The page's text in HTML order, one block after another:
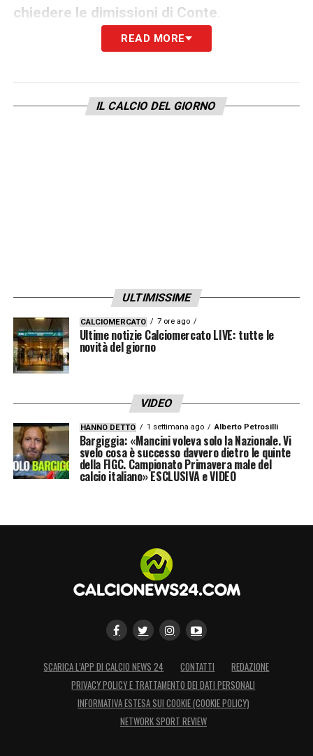
chiedere le dimissioni di Conte
Conte è una vergogna», «Abbiamo alcuni
gioca per vincere, s*****o», «É una
READ MORE
IL CALCIO DEL GIORNO
ULTIMISSIME
CALCIOMERCATO 7 ore ago
Ultime notizie Calciomercato LIVE: tutte le
novità del giorno
VIDEO
HANNO DETTO 1 settimana ago Alberto Petrosilli
Bargiggia: «Mancini voleva solo la Nazionale. Vi
svelo cosa è successo davvero dietro le quinte
della FIGC. Campionato Primavera male del
calcio italiano» ESCLUSIVA e VIDEO
SCARICA L’APP DI CALCIO NEWS 24 CONTATTI
REDAZIONE
PRIVACY POLICY E TRATTAMENTO DEI DATI PERSONALI
INFORMATIVA ESTESA SUI COOKIE (COOKIE POLICY)
NETWORK SPORT REVIEW